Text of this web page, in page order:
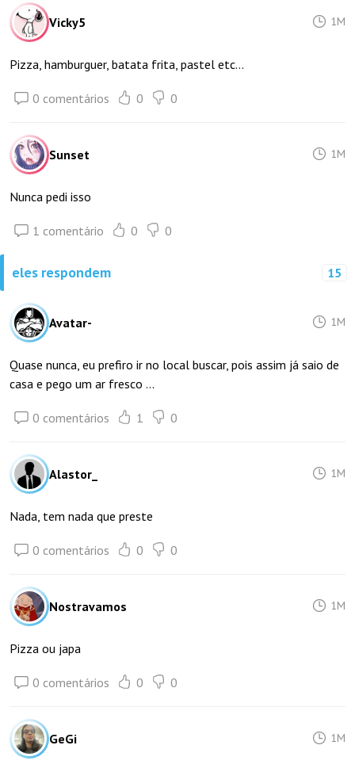
Vicky5 1M
Pizza, hamburguer, batata frita, pastel etc...
0 comentários 0 0
Sunset 1M
Nunca pedi isso
1 comentário 0 0
eles respondem 15
Avatar- 1M
Quase nunca, eu prefiro ir no local buscar, pois assim já saio de
casa e pego um ar fresco ...
0 comentários 1 0
Alastor_ 1M
Nada, tem nada que preste
0 comentários 0 0
Nostravamos 1M
Pizza ou japa
0 comentários 0 0
GeGi 1M